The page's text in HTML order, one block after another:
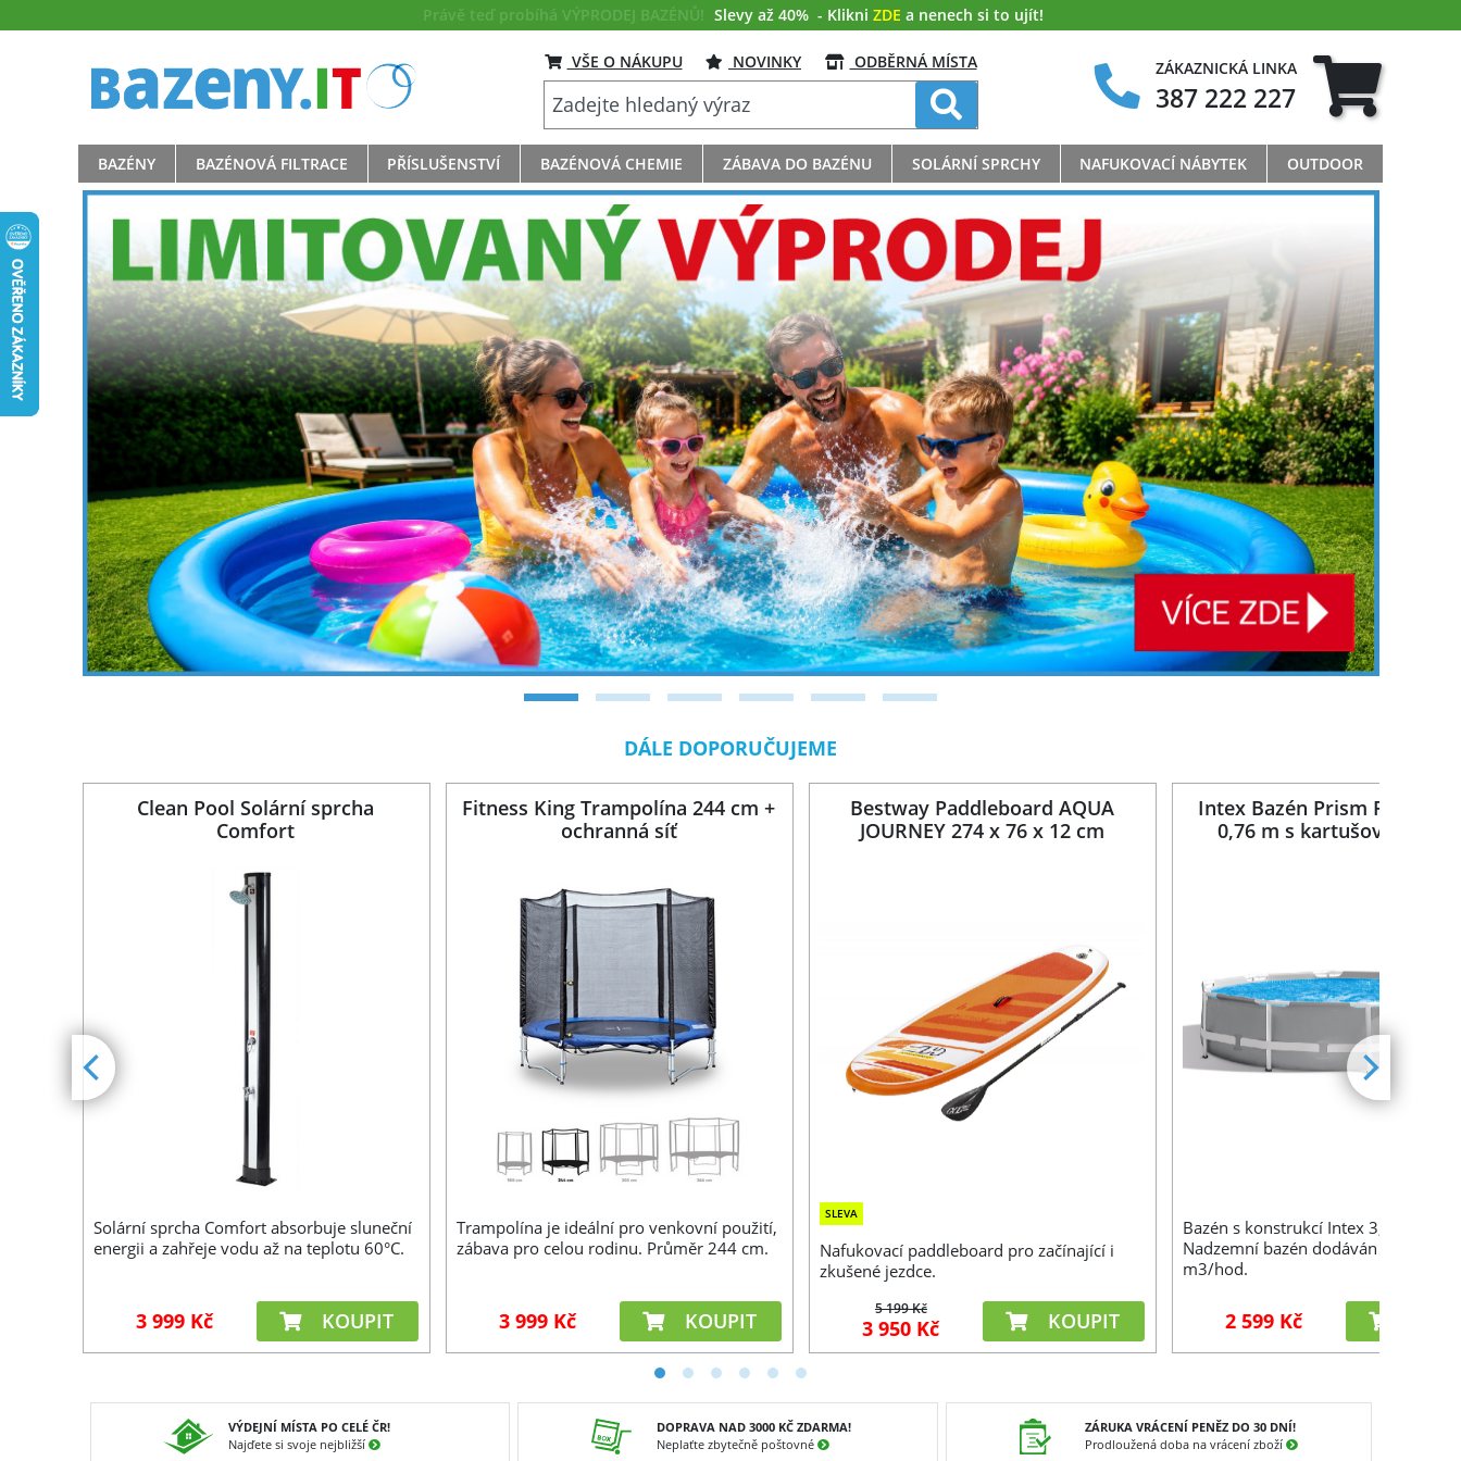
Právě teď probíhá VÝPRODEJ BAZÉNŮ! Slevy až 40% - Klikni ZDE a nenech si to ujít!
VŠE O NÁKUPU NOVINKY ODBĚRNÁ MÍSTA ZÁKAZNICKÁ LINKA
387 222 227
BAZÉNY BAZÉNOVÁ FILTRACE PŘÍSLUŠENSTVÍ BAZÉNOVÁ CHEMIE ZÁBAVA DO BAZÉNU SOLÁRNÍ SPRCHY NAFUKOVACÍ NÁBYTEK OUTDOOR
DÁLE DOPORUČUJEME
Clean Pool Solární sprcha
Comfort
Solární sprcha Comfort absorbuje sluneční
energii a zahřeje vodu až na teplotu 60°C.
3 999 Kč KOUPIT
Fitness King Trampolína 244 cm +
ochranná síť
Trampolína je ideální pro venkovní použití,
zábava pro celou rodinu. Průměr 244 cm.
3 999 Kč KOUPIT
Bestway Paddleboard AQUA
JOURNEY 274 x 76 x 12 cm
SLEVA
Nafukovací paddleboard pro začínající i
zkušené jezdce.
5 199 Kč
3 950 Kč KOUPIT
Intex Bazén Prism Frame
0,76 m s kartušovou
Bazén s konstrukcí Intex 3,05 x 0,76
Nadzemní bazén dodáván s filtrací
m3/hod.
2 599 Kč
VÝDEJNÍ MÍSTA PO CELÉ ČR!
Najďete si svoje nejbližší
DOPRAVA NAD 3000 KČ ZDARMA!
Neplaťte zbytečně poštovné
ZÁRUKA VRÁCENÍ PENĚZ DO 30 DNÍ!
Prodloužená doba na vrácení zboží